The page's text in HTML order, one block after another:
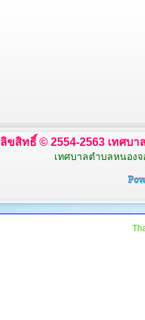
ลิขสิทธิ์ © 2554-2563 เทศบ
เทศบาลตำบลหนองจ